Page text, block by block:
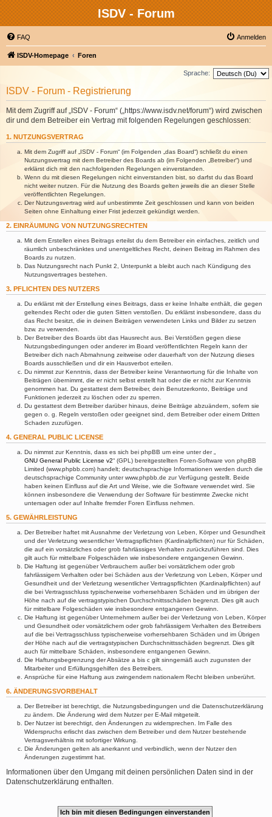
ISDV - Forum
FAQ Anmelden
ISDV-Homepage Foren
Sprache:
ISDV - Forum - Registrierung
Mit dem Zugriff auf „ISDV - Forum“ („https://www.isdv.net/forum“) wird zwischen
dir und dem Betreiber ein Vertrag mit folgenden Regelungen geschlossen:
1. NUTZUNGSVERTRAG
Mit dem Zugriff auf „ISDV - Forum“ (im Folgenden „das Board“) schließt du einen
Nutzungsvertrag mit dem Betreiber des Boards ab (im Folgenden „Betreiber“) und
erklärst dich mit den nachfolgenden Regelungen einverstanden.
Wenn du mit diesen Regelungen nicht einverstanden bist, so darfst du das Board
nicht weiter nutzen. Für die Nutzung des Boards gelten jeweils die an dieser Stelle
veröffentlichten Regelungen.
Der Nutzungsvertrag wird auf unbestimmte Zeit geschlossen und kann von beiden
Seiten ohne Einhaltung einer Frist jederzeit gekündigt werden.
2. EINRÄUMUNG VON NUTZUNGSRECHTEN
Mit dem Erstellen eines Beitrags erteilst du dem Betreiber ein einfaches, zeitlich und
räumlich unbeschränktes und unentgeltliches Recht, deinen Beitrag im Rahmen des
Boards zu nutzen.
Das Nutzungsrecht nach Punkt 2, Unterpunkt a bleibt auch nach Kündigung des
Nutzungsvertrages bestehen.
3. PFLICHTEN DES NUTZERS
Du erklärst mit der Erstellung eines Beitrags, dass er keine Inhalte enthält, die gegen
geltendes Recht oder die guten Sitten verstoßen. Du erklärst insbesondere, dass du
das Recht besitzt, die in deinen Beiträgen verwendeten Links und Bilder zu setzen
bzw. zu verwenden.
Der Betreiber des Boards übt das Hausrecht aus. Bei Verstößen gegen diese
Nutzungsbedingungen oder anderer im Board veröffentlichten Regeln kann der
Betreiber dich nach Abmahnung zeitweise oder dauerhaft von der Nutzung dieses
Boards ausschließen und dir ein Hausverbot erteilen.
Du nimmst zur Kenntnis, dass der Betreiber keine Verantwortung für die Inhalte von
Beiträgen übernimmt, die er nicht selbst erstellt hat oder die er nicht zur Kenntnis
genommen hat. Du gestattest dem Betreiber, dein Benutzerkonto, Beiträge und
Funktionen jederzeit zu löschen oder zu sperren.
Du gestattest dem Betreiber darüber hinaus, deine Beiträge abzuändern, sofern sie
gegen o. g. Regeln verstoßen oder geeignet sind, dem Betreiber oder einem Dritten
Schaden zuzufügen.
4. GENERAL PUBLIC LICENSE
Du nimmst zur Kenntnis, dass es sich bei phpBB um eine unter der „
GNU General Public License v2“ (GPL) bereitgestellten Foren-Software von phpBB
Limited (www.phpbb.com) handelt; deutschsprachige Informationen werden durch die
deutschsprachige Community unter www.phpbb.de zur Verfügung gestellt. Beide
haben keinen Einfluss auf die Art und Weise, wie die Software verwendet wird. Sie
können insbesondere die Verwendung der Software für bestimmte Zwecke nicht
untersagen oder auf Inhalte fremder Foren Einfluss nehmen.
5. GEWÄHRLEISTUNG
Der Betreiber haftet mit Ausnahme der Verletzung von Leben, Körper und Gesundheit
und der Verletzung wesentlicher Vertragspflichten (Kardinalpflichten) nur für Schäden,
die auf ein vorsätzliches oder grob fahrlässiges Verhalten zurückzuführen sind. Dies
gilt auch für mittelbare Folgeschäden wie insbesondere entgangenen Gewinn.
Die Haftung ist gegenüber Verbrauchern außer bei vorsätzlichem oder grob
fahrlässigem Verhalten oder bei Schäden aus der Verletzung von Leben, Körper und
Gesundheit und der Verletzung wesentlicher Vertragspflichten (Kardinalpflichten) auf
die bei Vertragsschluss typischerweise vorhersehbaren Schäden und im übrigen der
Höhe nach auf die vertragstypischen Durchschnittsschäden begrenzt. Dies gilt auch
für mittelbare Folgeschäden wie insbesondere entgangenen Gewinn.
Die Haftung ist gegenüber Unternehmern außer bei der Verletzung von Leben, Körper
und Gesundheit oder vorsätzlichem oder grob fahrlässigem Verhalten des Betreibers
auf die bei Vertragsschluss typischerweise vorhersehbaren Schäden und im Übrigen
der Höhe nach auf die vertragstypischen Durchschnittsschäden begrenzt. Dies gilt
auch für mittelbare Schäden, insbesondere entgangenen Gewinn.
Die Haftungsbegrenzung der Absätze a bis c gilt sinngemäß auch zugunsten der
Mitarbeiter und Erfüllungsgehilfen des Betreibers.
Ansprüche für eine Haftung aus zwingendem nationalem Recht bleiben unberührt.
6. ÄNDERUNGSVORBEHALT
Der Betreiber ist berechtigt, die Nutzungsbedingungen und die Datenschutzerklärung
zu ändern. Die Änderung wird dem Nutzer per E-Mail mitgeteilt.
Der Nutzer ist berechtigt, den Änderungen zu widersprechen. Im Falle des
Widerspruchs erlischt das zwischen dem Betreiber und dem Nutzer bestehende
Vertragsverhältnis mit sofortiger Wirkung.
Die Änderungen gelten als anerkannt und verbindlich, wenn der Nutzer den
Änderungen zugestimmt hat.
Informationen über den Umgang mit deinen persönlichen Daten sind in der
Datenschutzerklärung enthalten.